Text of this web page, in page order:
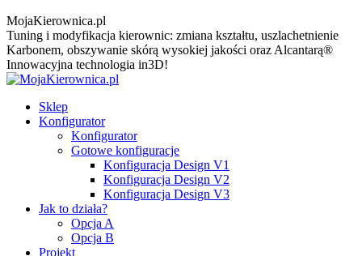
MojaKierownica.pl
Tuning i modyfikacja kierownic: zmiana kształtu, uszlachetnienie
Karbonem, obszywanie skórą wysokiej jakości oraz Alcantarą®
Innowacyjna technologia in3D!
Sklep
Konfigurator
Konfigurator
Gotowe konfiguracje
Konfiguracja Design V1
Konfiguracja Design V2
Konfiguracja Design V3
Jak to działa?
Opcja A
Opcja B
Projekt